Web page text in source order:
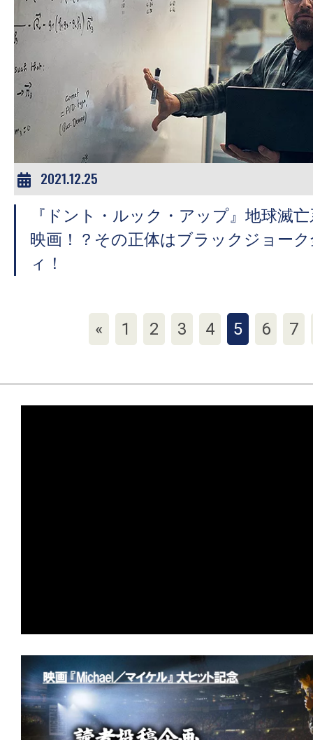
2021.12.25
『ドント・ルック・アップ』地球滅
映画！？その正体はブラックジョー
ィ！
« 1 2 3 4 5 6 7